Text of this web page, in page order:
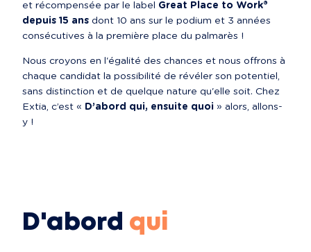
et récompensée par le label Great Place to Work®
depuis 15 ans dont 10 ans sur le podium et 3 années
consécutives à la première place du palmarès !
Nous croyons en l'égalité des chances et nous offrons à
chaque candidat la possibilité de révéler son potentiel,
sans distinction et de quelque nature qu'elle soit. Chez
Extia, c’est « D’abord qui, ensuite quoi » alors, allons-
y !
D'abord qui